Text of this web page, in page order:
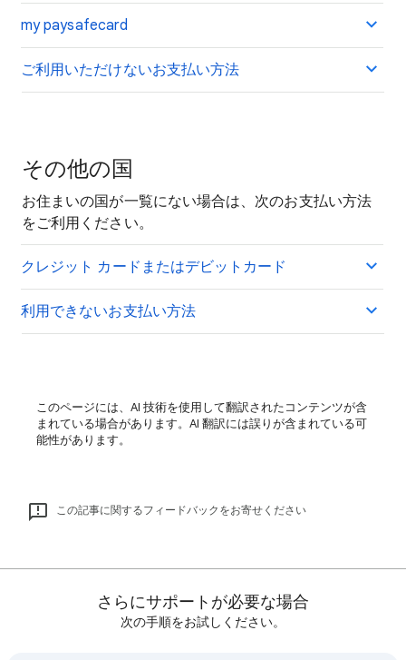
my paysafecard
ご利用いただけないお支払い方法
その他の国
お住まいの国が一覧にない場合は、次のお支払い方法
をご利用ください。
クレジット カードまたはデビットカード
利用できないお支払い方法
このページには、AI 技術を使用して翻訳されたコンテンツが含
まれている場合があります。AI 翻訳には誤りが含まれている可
能性があります。
この記事に関するフィードバックをお寄せください
さらにサポートが必要な場合
次の手順をお試しください。